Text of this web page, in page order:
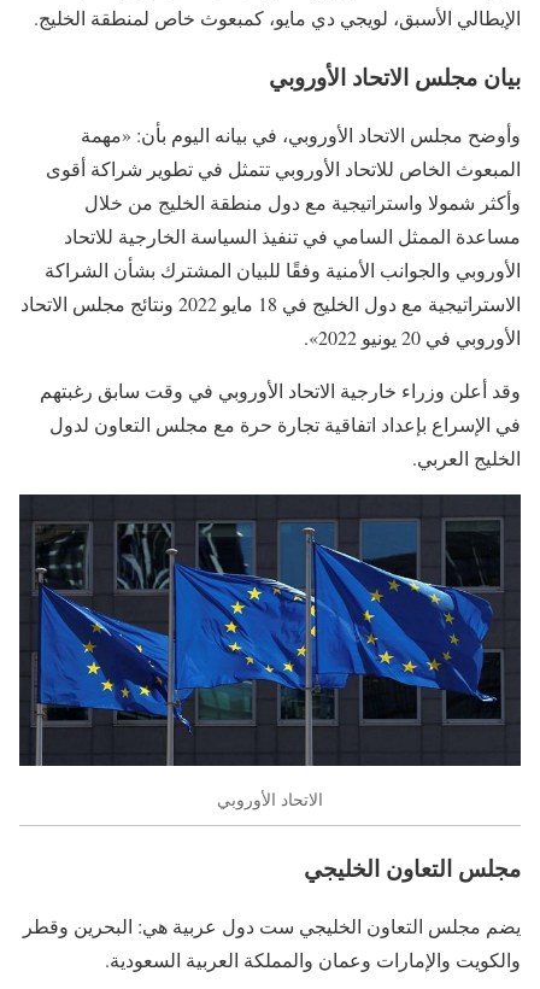
الإيطالي الأسبق، لويجي دي مايو، كمبعوث خاص لمنطقة الخليج.
بيان مجلس الاتحاد الأوروبي
وأوضح مجلس الاتحاد الأوروبي، في بيانه اليوم بأن: «مهمة
المبعوث الخاص للاتحاد الأوروبي تتمثل في تطوير شراكة أقوى
وأكثر شمولا واستراتيجية مع دول منطقة الخليج من خلال
مساعدة الممثل السامي في تنفيذ السياسة الخارجية للاتحاد
الأوروبي والجوانب الأمنية وفقًا للبيان المشترك بشأن الشراكة
الاستراتيجية مع دول الخليج في 18 مايو 2022 ونتائج مجلس الاتحاد
الأوروبي في 20 يونيو 2022».
وقد أعلن وزراء خارجية الاتحاد الأوروبي في وقت سابق رغبتهم
في الإسراع بإعداد اتفاقية تجارة حرة مع مجلس التعاون لدول
الخليج العربي.
الاتحاد الأوروبي
مجلس التعاون الخليجي
يضم مجلس التعاون الخليجي ست دول عربية هي: البحرين وقطر
والكويت والإمارات وعمان والمملكة العربية السعودية.